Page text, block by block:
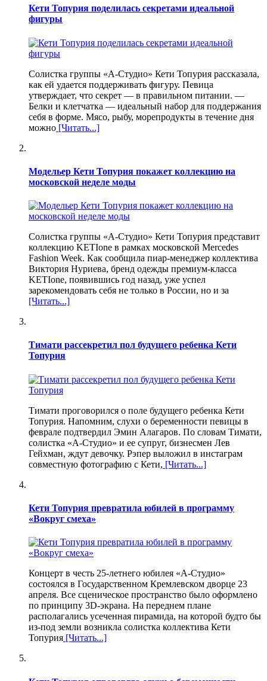
Кети Топурия поделилась секретами идеальной
фигуры
Солистка группы «А-Студио» Кети Топурия рассказала,
как ей удается поддерживать фигуру. Певица
утверждает, что секрет — в правильном питании. —
Белки и клетчатка — идеальный набор для поддержания
себя в форме. Мясо, рыбу, морепродукты в течение дня
можно [Читать...]
Модельер Кети Топурия покажет коллекцию на
московской неделе моды
Солистка группы «А-Студио» Кети Топурия представит
коллекцию KETIone в рамках московской Mercedes
Fashion Week. Как сообщила пиар-менеджер коллектива
Виктория Нуриева, бренд одежды премиум-класса
KETIone, появившись год назад, уже успел
зарекомендовать себя не только в России, но и за
[Читать...]
Тимати рассекретил пол будущего ребенка Кети
Топурия
Тимати проговорился о поле будущего ребенка Кети
Топурия. Напомним, слухи о беременности певицы в
феврале подтвердил Эмин Алагаров. По словам Тимати,
солистка «А-Студио» и ее супруг, бизнесмен Лев
Гейхман, ждут девочку. Рэпер выложил в инстаграм
совместную фотографию с Кети, [Читать...]
Кети Топурия превратила юбилей в программу
«Вокруг смеха»
Концерт в честь 25-летнего юбилея «А-Студио»
состоялся в Государственном Кремлевском дворце 23
апреля. Все сценическое пространство было оформлено
по принципу 3D-экрана. На переднем плане
располагались усеченная пирамида, на которой будто бы
из-под земли возникла солистка коллектива Кети
Топурия [Читать...]